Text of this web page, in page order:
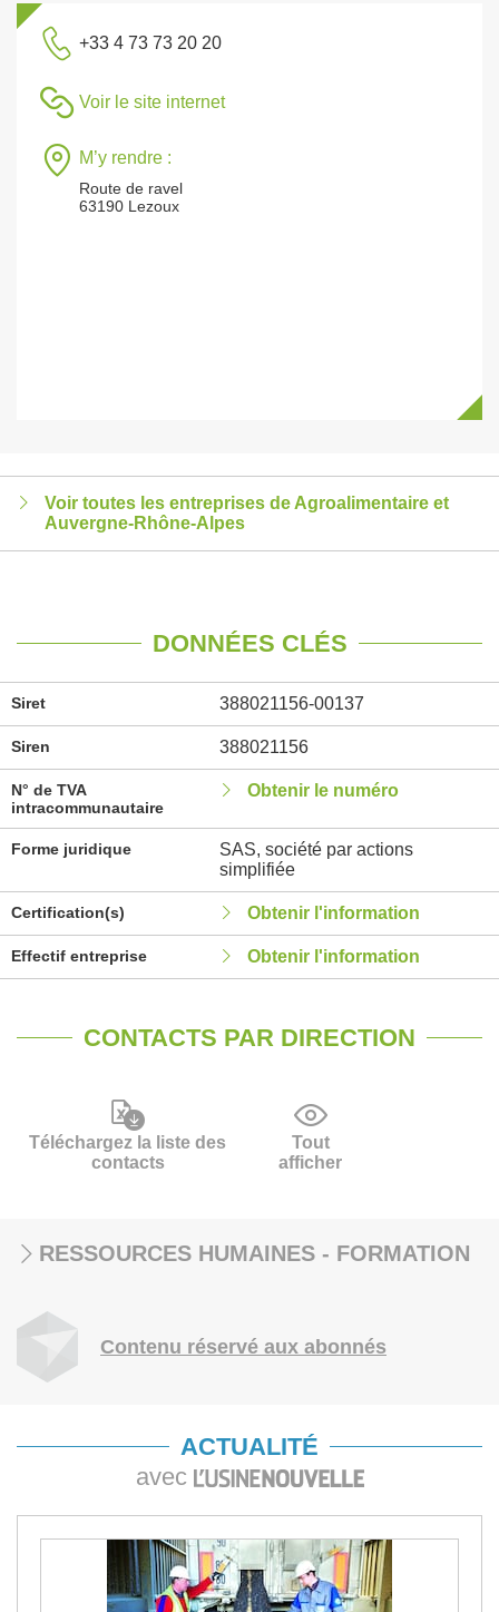
+33 4 73 73 20 20
Voir le site internet
M’y rendre :
Route de ravel
63190 Lezoux
Voir toutes les entreprises de Agroalimentaire et
Auvergne-Rhône-Alpes
DONNÉES CLÉS
Siret 388021156-00137
Siren 388021156
N° de TVA
intracommunautaire
Obtenir le numéro
Forme juridique
SAS, société par actions
simplifiée
Certification(s) Obtenir l'information
Effectif entreprise Obtenir l'information
CONTACTS PAR DIRECTION
Téléchargez la liste des
contacts
Tout
afficher
RESSOURCES HUMAINES - FORMATION
Contenu réservé aux abonnés
ACTUALITÉ
avec